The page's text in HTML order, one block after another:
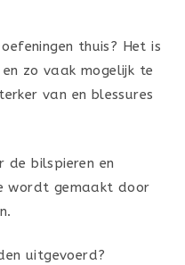
thuis? Het is
zo vaak mogelijk te
van en blessures
de bilspieren en
wordt gemaakt door
uitgevoerd?